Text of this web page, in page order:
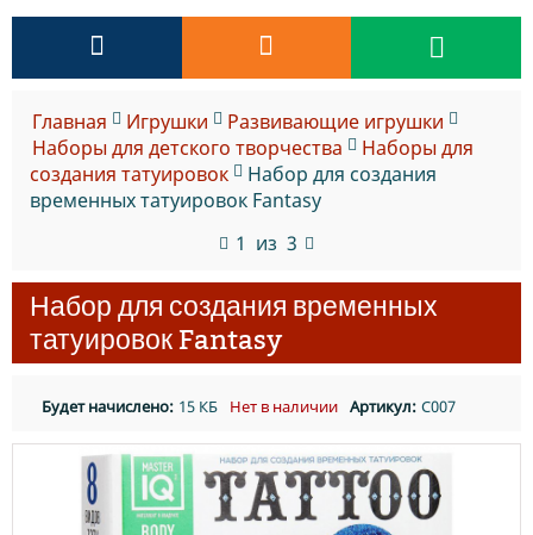
Главная Игрушки
Развивающие игрушки
Наборы для детского творчества
Наборы для
создания татуировок
Набор для создания
временных татуировок Fantasy
1 из 3
Набор для создания временных
татуировок Fantasy
Будет начислено: 15 КБ Нет в наличии Артикул: C007